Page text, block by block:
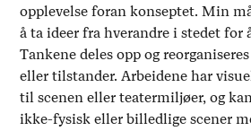
opplevelse foran konseptet. Min
å ta ideer fra hverandre i stedet for
Tankene deles opp og
eller tilstander. Arbeidene har
til scenen eller teatermiljøer, og
ikke-fysisk eller billedlige scener